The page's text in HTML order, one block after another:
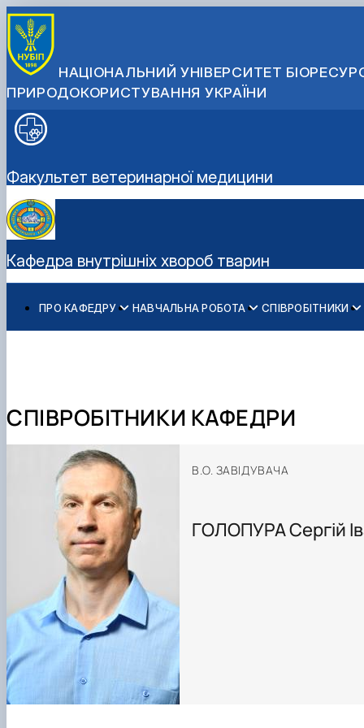
НАЦІОНАЛЬНИЙ УНІВЕРСИТЕТ
ПРИРОДОКОРИСТУВАННЯ УКРАЇНИ
Факультет ветеринарної медицини
Кафедра внутрішніх хвороб тварин
ПРО КАФЕДРУ
Історія кафедри
НАВЧАЛЬНА РОБОТА
РОБОЧІ ПРОГРАМИ ДИСЦИПЛІН
СПІВРОБІТНИКИ
Науково-педагогічні працівники
Студентський науковий гурток з "Клінічної
СПІВРОБІТНИКИ КАФЕДРИ
В.О. ЗАВІДУВАЧА
ГОЛОПУРА Сергій